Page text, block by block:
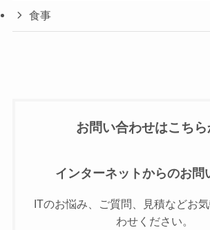
食事
お問い合わせはこちら
インターネットからのお問
ITのお悩み、ご質問、見積などお
わせください。